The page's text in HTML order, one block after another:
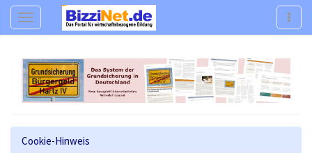
Navigation
Cookie-Hinweis